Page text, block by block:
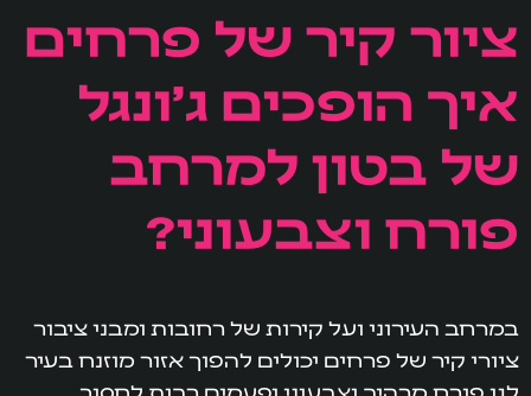
ציור קיר של פרחים
איך הופכים ג׳ונגל
של בטון למרחב
פורח וצבעוני?
במרחב העירוני ועל קירות של רחובות ומבני ציבור
ציורי קיר של פרחים יכולים להפוך אזור מוזנח בעיר